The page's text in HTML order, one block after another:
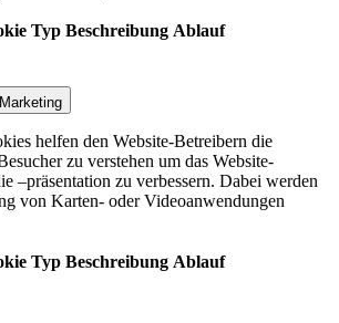
Typ Beschreibung Ablauf
Marketing
helfen den Website-Betreibern die
zu verstehen um das Website-
–präsentation zu verbessern. Dabei werden
von Karten- oder Videoanwendungen
Typ Beschreibung Ablauf